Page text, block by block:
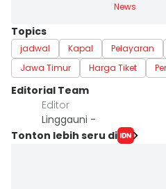
News
Topics
jadwal Kapal Pelayaran
Jawa Timur
Harga Tiket
Editorial Team
Editor
Linggauni -
Tonton lebih seru di